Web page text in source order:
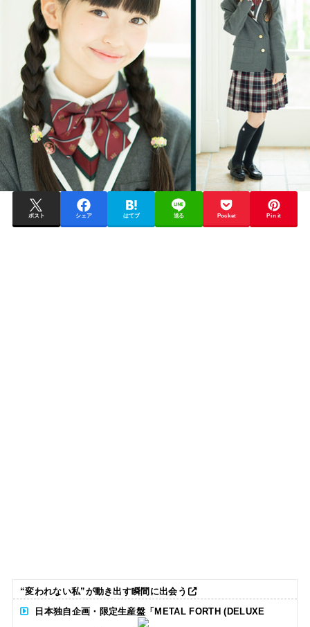
ポスト シェア はてブ 送る Pocket Pin it
“変われない私”が動き出す瞬間に出会う
日本独自企画・限定生産盤「METAL FORTH (DELUXE